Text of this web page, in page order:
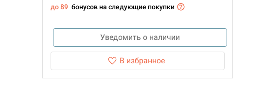
до 89 бонусов на следующие покупки
Уведомить о наличии
В избранное